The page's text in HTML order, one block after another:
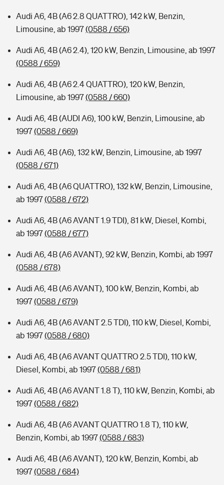
Audi A6, 4B (A6 2.8 QUATTRO), 142 kW, Benzin,
Limousine, ab 1997(0588 / 656)
Audi A6, 4B (A6 2.4), 120 kW, Benzin, Limousine, ab 1997
(0588 / 659)
Audi A6, 4B (A6 2.4 QUATTRO), 120 kW, Benzin,
Limousine, ab 1997(0588 / 660)
Audi A6, 4B (AUDI A6), 100 kW, Benzin, Limousine, ab
1997(0588 / 669)
Audi A6, 4B (A6), 132 kW, Benzin, Limousine, ab 1997
(0588 / 671)
Audi A6, 4B (A6 QUATTRO), 132 kW, Benzin, Limousine,
ab 1997(0588 / 672)
Audi A6, 4B (A6 AVANT 1.9 TDI), 81 kW, Diesel, Kombi,
ab 1997(0588 / 677)
Audi A6, 4B (A6 AVANT), 92 kW, Benzin, Kombi, ab 1997
(0588 / 678)
Audi A6, 4B (A6 AVANT), 100 kW, Benzin, Kombi, ab
1997(0588 / 679)
Audi A6, 4B (A6 AVANT 2.5 TDI), 110 kW, Diesel, Kombi,
ab 1997(0588 / 680)
Audi A6, 4B (A6 AVANT QUATTRO 2.5 TDI), 110 kW,
Diesel, Kombi, ab 1997(0588 / 681)
Audi A6, 4B (A6 AVANT 1.8 T), 110 kW, Benzin, Kombi, ab
1997(0588 / 682)
Audi A6, 4B (A6 AVANT QUATTRO 1.8 T), 110 kW,
Benzin, Kombi, ab 1997(0588 / 683)
Audi A6, 4B (A6 AVANT), 120 kW, Benzin, Kombi, ab
1997(0588 / 684)